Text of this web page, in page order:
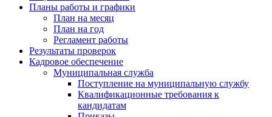
Планы работы и графики
План на месяц
План на год
Регламент работы
Результаты проверок
Кадровое обеспечение
Муниципальная служба
Поступление на муниципальную службу
Квалификационные требования к
кандидатам